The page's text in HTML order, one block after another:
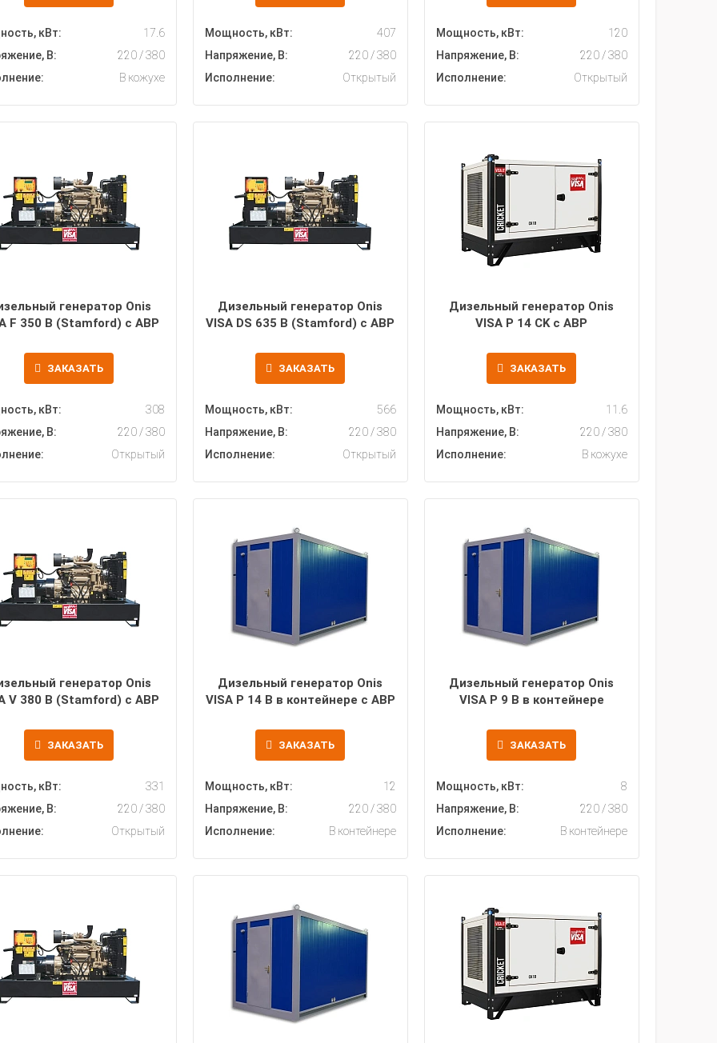
кВт:
17.6
В:
220 / 380
В кожухе
Мощность, кВт:
407
Напряжение, В:
220 / 380
Исполнение:
Открытый
Мощность, кВт:
120
Напряжение, В:
220 / 380
Исполнение:
Открытый
генератор Onis
F 350 B (Stamford) с АВР
ЗАКАЗАТЬ
кВт:
308
В:
220 / 380
Открытый
Дизельный генератор Onis
VISA DS 635 B (Stamford) с АВР
ЗАКАЗАТЬ
Мощность, кВт:
566
Напряжение, В:
220 / 380
Исполнение:
Открытый
Дизельный генератор Onis
VISA P 14 CK с АВР
ЗАКАЗАТЬ
Мощность, кВт:
11.6
Напряжение, В:
220 / 380
Исполнение:
В кожухе
генератор Onis
V 380 B (Stamford) с АВР
ЗАКАЗАТЬ
кВт:
331
В:
220 / 380
Открытый
Дизельный генератор Onis
VISA P 14 B в контейнере с АВР
ЗАКАЗАТЬ
Мощность, кВт:
12
Напряжение, В:
220 / 380
Исполнение:
В контейнере
Дизельный генератор Onis
VISA P 9 B в контейнере
ЗАКАЗАТЬ
Мощность, кВт:
8
Напряжение, В:
220 / 380
Исполнение:
В контейнере